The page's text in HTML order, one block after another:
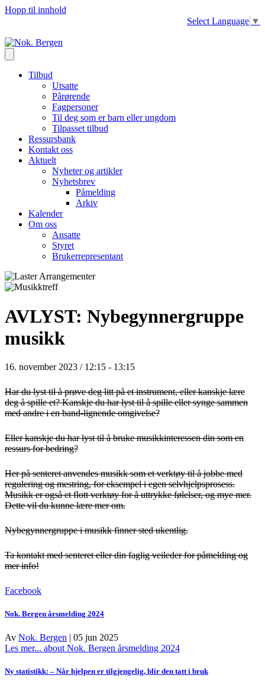
Hopp til innhold
Select Language ▼
Tilbud
Utsatte
Pårørende
Fagpersoner
Til deg som er barn eller ungdom
Tilpasset tilbud
Ressursbank
Kontakt oss
Aktuelt
Nyheter og artikler
Nyhetsbrev
Påmelding
Arkiv
Kalender
Om oss
Ansatte
Styret
Brukerrepresentant
AVLYST: Nybegynnergruppe
musikk
16. november 2023 / 12:15 - 13:15
Har du lyst til å prøve deg litt på et instrument, eller kanskje lære
deg å spille et? Kanskje du har lyst til å spille eller synge sammen
med andre i en band-lignende omgivelse?
Eller kanskje du har lyst til å bruke musikkinteressen din som en
ressurs for bedring?
Her på senteret anvendes musikk som et verktøy til å jobbe med
regulering og mestring, for eksempel i egen selvhjelpsprosess.
Musikk er også et flott verktøy for å uttrykke følelser, og mye mer.
Dette vil du kunne lære mer om.
Nybegynnergruppe i musikk finner sted ukentlig.
Ta kontakt med senteret eller din faglig veileder for påmelding og
mer info!
Facebook
Nok. Bergen årsmelding 2024
Av Nok. Bergen | 05 jun 2025
Les mer... about Nok. Bergen årsmelding 2024
Ny statistikk: – Når hjelpen er tilgjengelig, blir den tatt i bruk